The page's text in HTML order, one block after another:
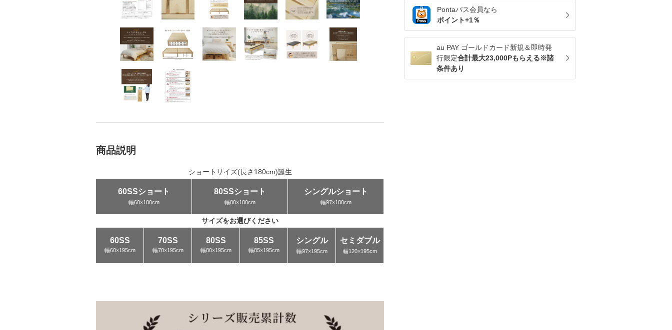
Pontaパス会員なら
ポイント+1％
au PAY ゴールドカード新規＆即時発
行限定合計最大23,000Pもらえる※諸
条件あり
商品説明
ショートサイズ(長さ180cm)誕生
60SSショート
幅60×180cm
80SSショート
幅80×180cm
シングルショート
幅97×180cm
サイズをお選びください
60SS
幅60×195cm
70SS
幅70×195cm
80SS
幅80×195cm
85SS
幅85×195cm
シングル
幅97×195cm
セミダブル
幅120×195cm